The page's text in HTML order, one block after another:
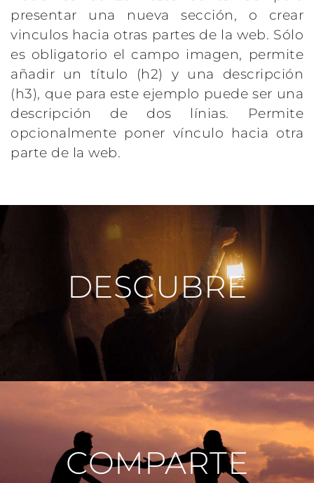
presentar una nueva sección, o crear
vinculos hacia otras partes de la web. Sólo
es obligatorio el campo imagen, permite
añadir un título (h2) y una descripción
(h3), que para este ejemplo puede ser una
descripción de dos línias. Permite
opcionalmente poner vínculo hacia otra
parte de la web.
DESCUBRE
COMPARTE